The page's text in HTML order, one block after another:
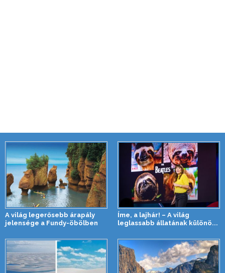
A világ legerősebb árapály
jelensége a Fundy-öbölben
Íme, a lajhár! – A világ
leglassabb állatának különö...